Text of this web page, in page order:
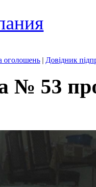
оголошень | Довідник
№ 53